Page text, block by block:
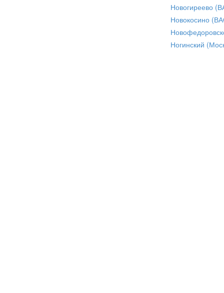
Новогиреево
Новокосино
Ногинский